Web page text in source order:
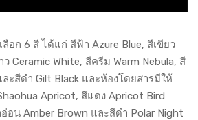
ลือก 6 สี ได้แก่ สีฟ้า Azure Blue, สีเขียว
Ceramic White, สีครีม Warm Nebula, สี
ละสีดำ Gilt Black และห้องโดยสารมีให้
Apricot, สีแดง Apricot Bird
อน Amber Brown และสีดำ Polar Night